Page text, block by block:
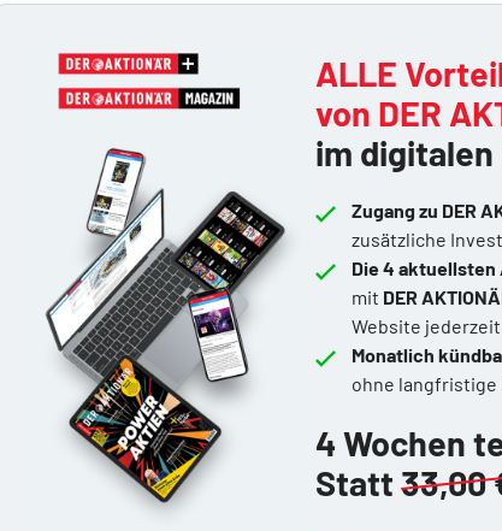
ALLE
von DER
im digitalen
Zugang zu DER
zusätzliche
Die 4 aktuellsten
mit DER
Website
Monatlich
ohne langfristige
4 Wochen
Statt 33,00